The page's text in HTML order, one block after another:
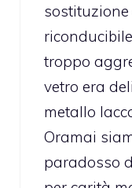
sostituzione
troppo
vetro era
metallo
Oramai
paradosso